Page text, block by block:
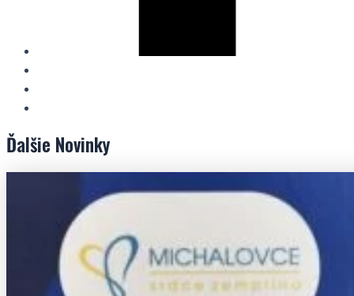
Ďalšie Novinky